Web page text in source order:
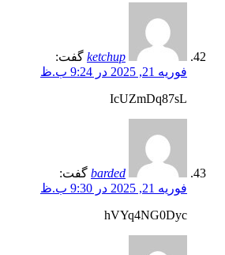
ketchup گفت:
فوریه 21, 2025 در 9:24 ب.ظ
IcUZmDq87sL
barded گفت:
فوریه 21, 2025 در 9:30 ب.ظ
hVYq4NG0Dyc